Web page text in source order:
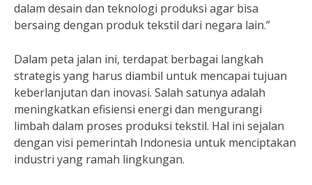
dalam desain dan teknologi produksi agar bisa
bersaing dengan produk tekstil dari negara lain.”
Dalam peta jalan ini, terdapat berbagai langkah
strategis yang harus diambil untuk mencapai tujuan
keberlanjutan dan inovasi. Salah satunya adalah
meningkatkan efisiensi energi dan mengurangi
limbah dalam proses produksi tekstil. Hal ini sejalan
dengan visi pemerintah Indonesia untuk menciptakan
industri yang ramah lingkungan.